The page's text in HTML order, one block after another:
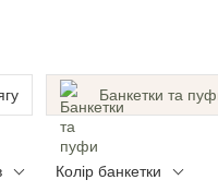
Банкетки та
Колір банкетки